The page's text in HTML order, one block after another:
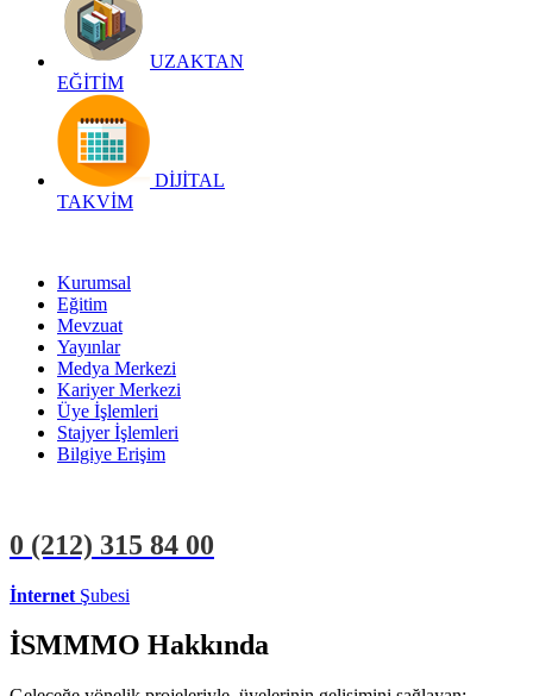
UZAKTAN
EĞİTİM
DİJİTAL
TAKVİM
Kurumsal
Eğitim
Mevzuat
Yayınlar
Medya Merkezi
Kariyer Merkezi
Üye İşlemleri
Stajyer İşlemleri
Bilgiye Erişim
0 (212) 315 84 00
İnternet Şubesi
İSMMMO Hakkında